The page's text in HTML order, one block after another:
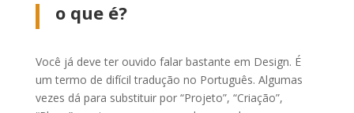
o que é?
Você já deve ter ouvido falar bastante em Design. É
um termo de difícil tradução no Português. Algumas
vezes dá para substituir por “Projeto”, “Criação”,